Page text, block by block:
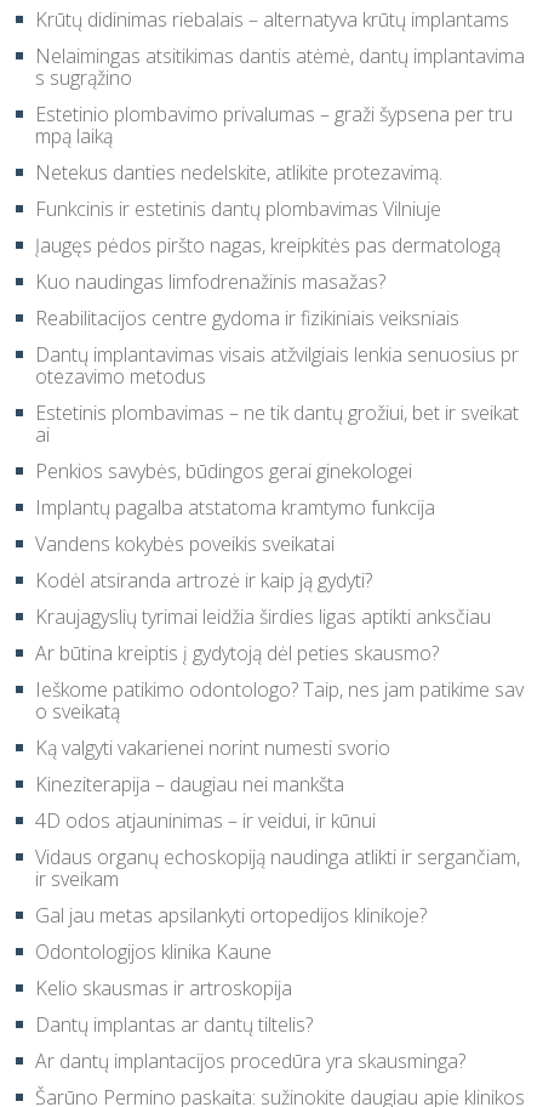
Krūtų didinimas riebalais – alternatyva krūtų implantams
Nelaimingas atsitikimas dantis atėmė, dantų implantavima
s sugrąžino
Estetinio plombavimo privalumas – graži šypsena per tru
mpą laiką
Netekus danties nedelskite, atlikite protezavimą.
Funkcinis ir estetinis dantų plombavimas Vilniuje
Įaugęs pėdos piršto nagas, kreipkitės pas dermatologą
Kuo naudingas limfodrenažinis masažas?
Reabilitacijos centre gydoma ir fizikiniais veiksniais
Dantų implantavimas visais atžvilgiais lenkia senuosius pr
otezavimo metodus
Estetinis plombavimas – ne tik dantų grožiui, bet ir sveikat
ai
Penkios savybės, būdingos gerai ginekologei
Implantų pagalba atstatoma kramtymo funkcija
Vandens kokybės poveikis sveikatai
Kodėl atsiranda artrozė ir kaip ją gydyti?
Kraujagyslių tyrimai leidžia širdies ligas aptikti anksčiau
Ar būtina kreiptis į gydytoją dėl peties skausmo?
Ieškome patikimo odontologo? Taip, nes jam patikime sav
o sveikatą
Ką valgyti vakarienei norint numesti svorio
Kineziterapija – daugiau nei mankšta
4D odos atjauninimas – ir veidui, ir kūnui
Vidaus organų echoskopiją naudinga atlikti ir sergančiam,
ir sveikam
Gal jau metas apsilankyti ortopedijos klinikoje?
Odontologijos klinika Kaune
Kelio skausmas ir artroskopija
Dantų implantas ar dantų tiltelis?
Ar dantų implantacijos procedūra yra skausminga?
Šarūno Permino paskaita: sužinokite daugiau apie klinikos